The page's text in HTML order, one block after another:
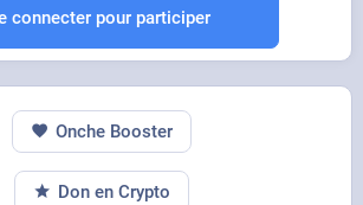
connecter pour participer
Onche Booster
Don en Crypto